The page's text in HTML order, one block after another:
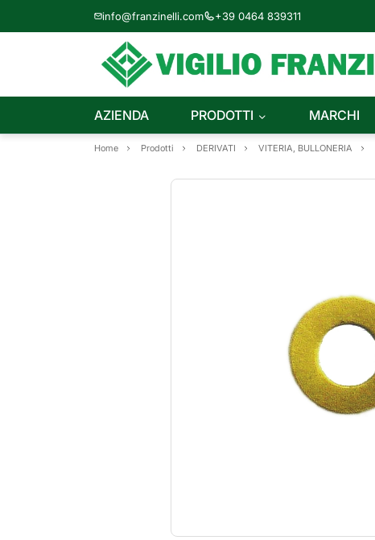
info@franzinelli.com +39 0464 839311
AZIENDA PRODOTTI MARCHI
Home Prodotti DERIVATI VITERIA, BULLONERIA